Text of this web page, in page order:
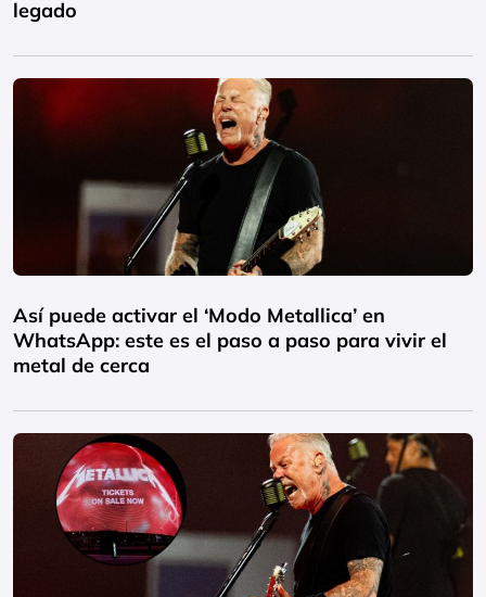
legado
Así puede activar el ‘Modo Metallica’ en
WhatsApp: este es el paso a paso para vivir el
metal de cerca